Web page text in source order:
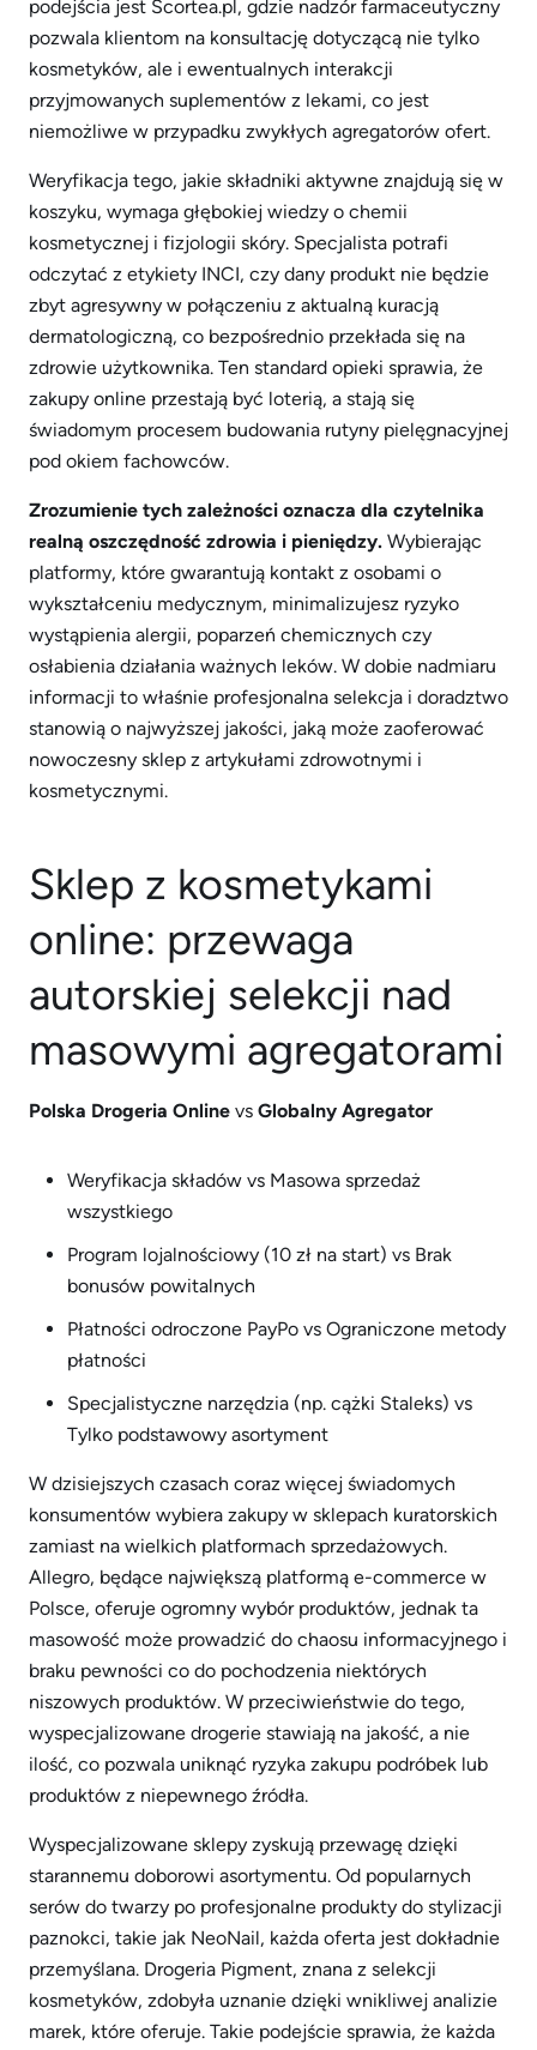
podejścia jest Scortea.pl, gdzie nadzór farmaceutyczny
pozwala klientom na konsultację dotyczącą nie tylko
kosmetyków, ale i ewentualnych interakcji
przyjmowanych suplementów z lekami, co jest
niemożliwe w przypadku zwykłych agregatorów ofert.
Weryfikacja tego, jakie składniki aktywne znajdują się w
koszyku, wymaga głębokiej wiedzy o chemii
kosmetycznej i fizjologii skóry. Specjalista potrafi
odczytać z etykiety INCI, czy dany produkt nie będzie
zbyt agresywny w połączeniu z aktualną kuracją
dermatologiczną, co bezpośrednio przekłada się na
zdrowie użytkownika. Ten standard opieki sprawia, że
zakupy online przestają być loterią, a stają się
świadomym procesem budowania rutyny pielęgnacyjnej
pod okiem fachowców.
Zrozumienie tych zależności oznacza dla czytelnika
realną oszczędność zdrowia i pieniędzy. Wybierając
platformy, które gwarantują kontakt z osobami o
wykształceniu medycznym, minimalizujesz ryzyko
wystąpienia alergii, poparzeń chemicznych czy
osłabienia działania ważnych leków. W dobie nadmiaru
informacji to właśnie profesjonalna selekcja i doradztwo
stanowią o najwyższej jakości, jaką może zaoferować
nowoczesny sklep z artykułami zdrowotnymi i
kosmetycznymi.
Sklep z kosmetykami
online: przewaga
autorskiej selekcji nad
masowymi agregatorami
Polska Drogeria Online vs Globalny Agregator
Weryfikacja składów vs Masowa sprzedaż
wszystkiego
Program lojalnościowy (10 zł na start) vs Brak
bonusów powitalnych
Płatności odroczone PayPo vs Ograniczone metody
płatności
Specjalistyczne narzędzia (np. cążki Staleks) vs
Tylko podstawowy asortyment
W dzisiejszych czasach coraz więcej świadomych
konsumentów wybiera zakupy w sklepach kuratorskich
zamiast na wielkich platformach sprzedażowych.
Allegro, będące największą platformą e-commerce w
Polsce, oferuje ogromny wybór produktów, jednak ta
masowość może prowadzić do chaosu informacyjnego i
braku pewności co do pochodzenia niektórych
niszowych produktów. W przeciwieństwie do tego,
wyspecjalizowane drogerie stawiają na jakość, a nie
ilość, co pozwala uniknąć ryzyka zakupu podróbek lub
produktów z niepewnego źródła.
Wyspecjalizowane sklepy zyskują przewagę dzięki
starannemu doborowi asortymentu. Od popularnych
serów do twarzy po profesjonalne produkty do stylizacji
paznokci, takie jak NeoNail, każda oferta jest dokładnie
przemyślana. Drogeria Pigment, znana z selekcji
kosmetyków, zdobyła uznanie dzięki wnikliwej analizie
marek, które oferuje. Takie podejście sprawia, że każda